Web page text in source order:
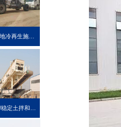
全深式就地冷再生施工工艺特点介绍
冷再生机/稳定土拌和机主要用于哪些作业?